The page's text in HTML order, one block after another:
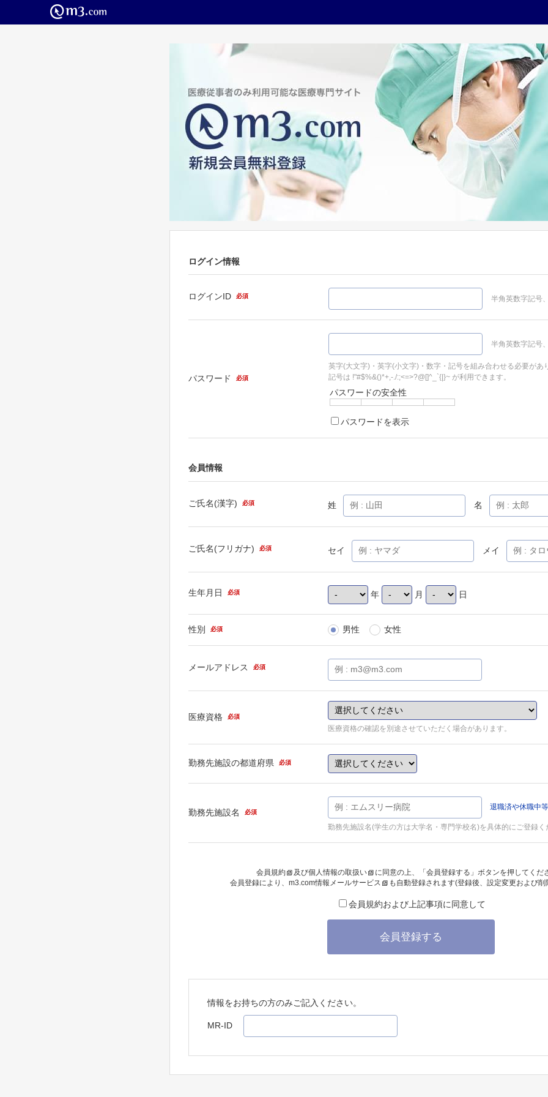
ログイン情報
ログインID 必須 半角英数字記号
パスワード 必須
半角英数字記号
英字(大文字)・英字(小文字)・数字・記号を組み合わせる必要があ
記号は !"#$%&()*+,-./:;<=>?@[]^_`{|}~ が利用できます。
パスワードの安全性
パスワードを表示
会員情報
ご氏名(漢字) 必須 姓 名
ご氏名(フリガナ) 必須 セイ メイ
生年月日 必須 年 月 日
性別 必須 男性 女性
メールアドレス 必須
医療資格 必須
医療資格の確認を別途させていただく場合があります。
勤務先施設の都道府県 必須
勤務先施設名 必須
退職済や休職中
勤務先施設名(学生の方は大学名・専門学校名)を具体的にご登録く
会員規約 及び個人情報の取扱い
に同意の上、「会員登録する」ボタンを押してくだ
会員登録により、 m3.com情報メールサービス も自動登録されます(登録後、設定変更および
会員規約および上記事項に同意して
会員登録する
情報をお持ちの方のみご記入ください。
MR-ID